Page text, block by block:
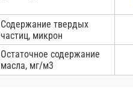
Содержание твердых
частиц, микрон
Остаточное содержание
масла, мг/м3